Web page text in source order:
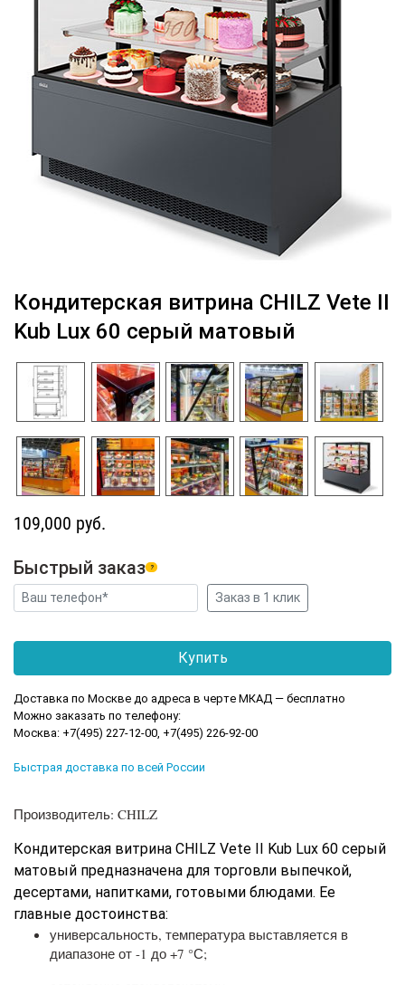
Кондитерская витрина CHILZ Vete II
Kub Lux 60 серый матовый
109,000 руб.
Быстрый заказ ?
Доставка по Москве до адреса в черте МКАД — бесплатно
Можно заказать по телефону:
Москва: +7(495) 227-12-00, +7(495) 226-92-00
Быстрая доставка по всей России
Производитель: CHILZ
Кондитерская витрина CHILZ Vete II Kub Lux 60 серый
матовый предназначена для торговли выпечкой,
десертами, напитками, готовыми блюдами. Ее
главные достоинства:
универсальность, температура выставляется в
диапазоне от -1 до +7 °С;